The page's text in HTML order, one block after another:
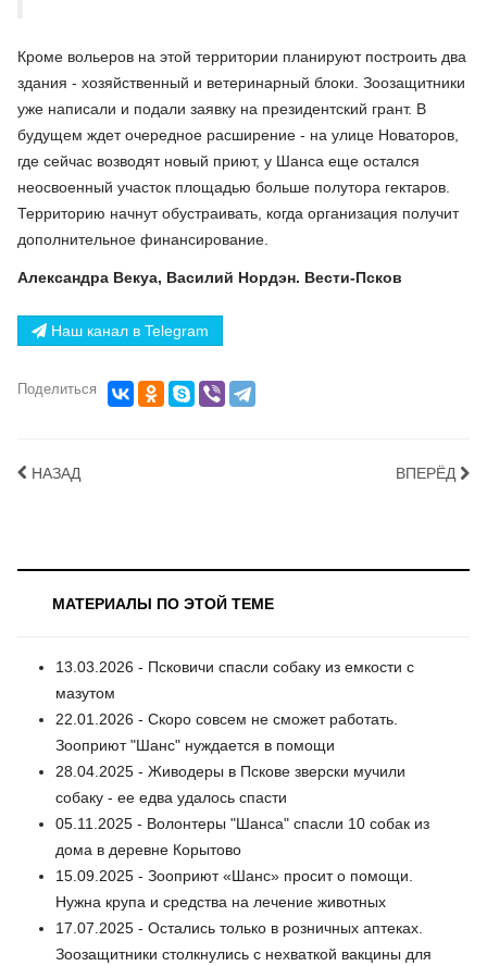
Кроме вольеров на этой территории планируют построить два
здания - хозяйственный и ветеринарный блоки. Зоозащитники
уже написали и подали заявку на президентский грант. В
будущем ждет очередное расширение - на улице Новаторов,
где сейчас возводят новый приют, у Шанса еще остался
неосвоенный участок площадью больше полутора гектаров.
Территорию начнут обустраивать, когда организация получит
дополнительное финансирование.
Александра Векуа, Василий Нордэн. Вести-Псков
Наш канал в Telegram
Поделиться
НАЗАД ВПЕРЁД
МАТЕРИАЛЫ ПО ЭТОЙ ТЕМЕ
13.03.2026 - Псковичи спасли собаку из емкости с
мазутом
22.01.2026 - Скоро совсем не сможет работать.
Зооприют "Шанс" нуждается в помощи
28.04.2025 - Живодеры в Пскове зверски мучили
собаку - ее едва удалось спасти
05.11.2025 - Волонтеры "Шанса" спасли 10 собак из
дома в деревне Корытово
15.09.2025 - Зооприют «Шанс» просит о помощи.
Нужна крупа и средства на лечение животных
17.07.2025 - Остались только в розничных аптеках.
Зоозащитники столкнулись с нехваткой вакцины для